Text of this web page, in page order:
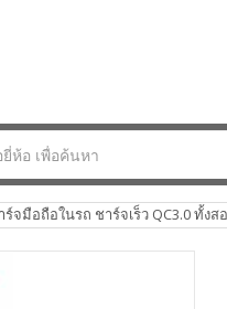
จมือถือในรถ ชาร์จเร็ว QC3.0 ทั้ง